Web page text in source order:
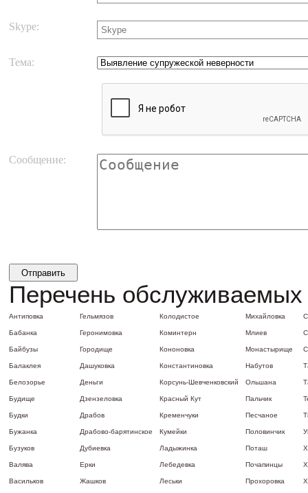
Skype:
Тема:
Сообщение:
Перечень обслуживаемых
Антиповка
Бабанка
Байбузы
Балаклея
Белозорье
Будище
Будки
Бужанка
Бузуков
Валява
Васильков
Гельмязов
Геронимовка
Городище
Дашуковка
Деньги
Дзензеловка
Драбов
Драбово-барятинское
Дубиевка
Ерки
Жашков
Колодистое
Коминтерн
Кононовка
Константиновка
Корсунь-Шевченковский
Красный Кут
Кременчуки
Кумейки
Ладыжинка
Лебедевка
Леськи
Михайловка
Млиев
Монастырище
Набутов
Ольшана
Пальчик
Песчаное
Половинчик
Поташ
Почапинцы
Прохоровка